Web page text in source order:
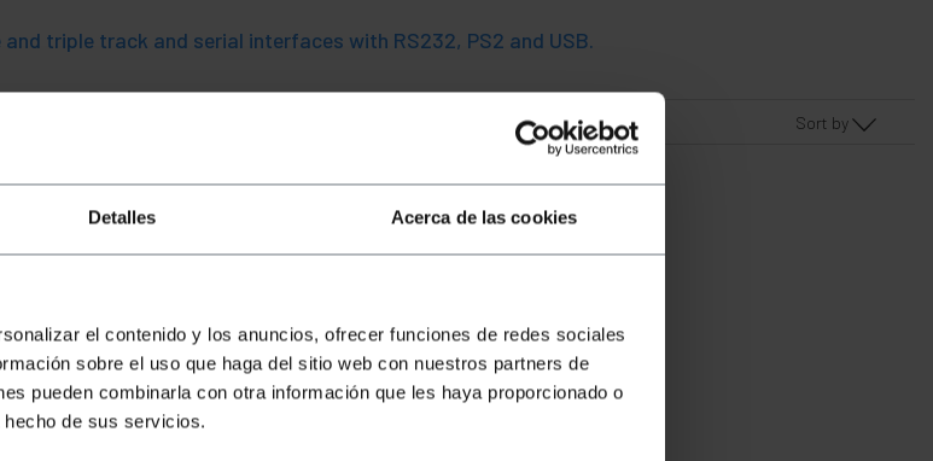
Detalles Acerca de las cookies
el contenido y los anuncios, ofrecer funciones de redes sociales
sobre el uso que haga del sitio web con nuestros partners de
pueden combinarla con otra información que les haya proporcionado o
de sus servicios.
triple track and serial interfaces with RS232, PS2 and USB.
Sort by
Sorry, no matches found for your request.